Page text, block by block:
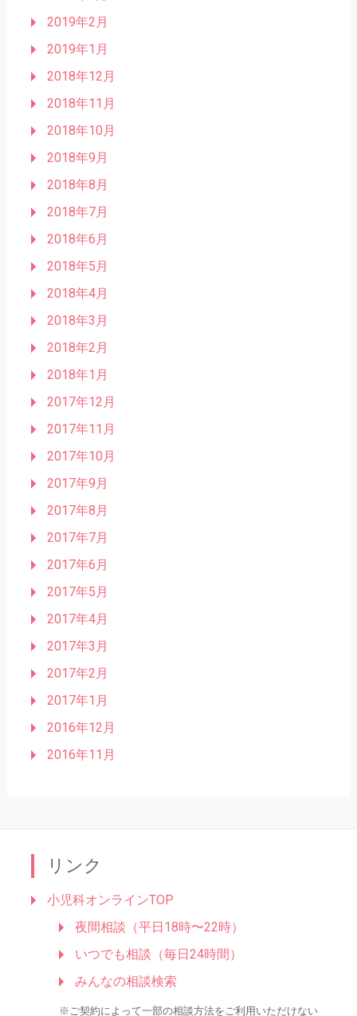
2019年2月
2019年1月
2018年12月
2018年11月
2018年10月
2018年9月
2018年8月
2018年7月
2018年6月
2018年5月
2018年4月
2018年3月
2018年2月
2018年1月
2017年12月
2017年11月
2017年10月
2017年9月
2017年8月
2017年7月
2017年6月
2017年5月
2017年4月
2017年3月
2017年2月
2017年1月
2016年12月
2016年11月
リンク
小児科オンラインTOP
夜間相談（平日18時〜22時）
いつでも相談（毎日24時間）
みんなの相談検索
※ご契約によって一部の相談方法をご利用いただけない